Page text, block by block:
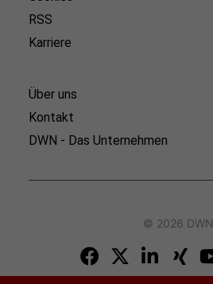
RSS
Karriere
Über uns
Kontakt
DWN - Das Unternehmen
© 2026 DWN